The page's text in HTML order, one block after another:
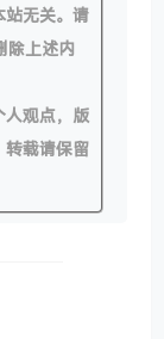
站无关。请
除上述内
人观点，版
转载请保留